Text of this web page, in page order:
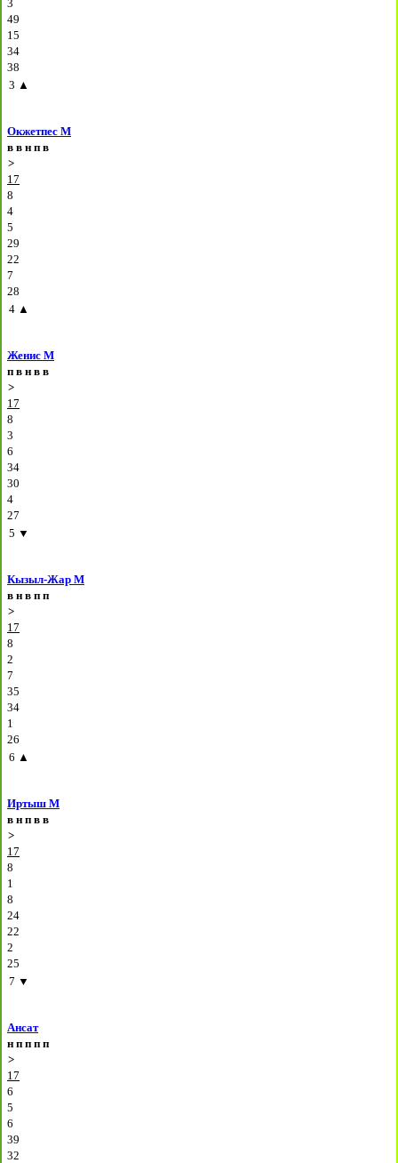
3
49
15
34
38
3 ▲
Окжетпес М
в в н п в
>
17
8
4
5
29
22
7
28
4 ▲
Женис М
п в н в в
>
17
8
3
6
34
30
4
27
5 ▼
Кызыл-Жар М
в н в п п
>
17
8
2
7
35
34
1
26
6 ▲
Иртыш М
в н п в в
>
17
8
1
8
24
22
2
25
7 ▼
Ансат
н п п п п
>
17
6
5
6
39
32